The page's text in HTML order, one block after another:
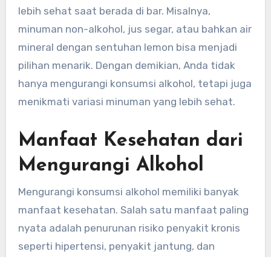
lebih sehat saat berada di bar. Misalnya,
minuman non-alkohol, jus segar, atau bahkan air
mineral dengan sentuhan lemon bisa menjadi
pilihan menarik. Dengan demikian, Anda tidak
hanya mengurangi konsumsi alkohol, tetapi juga
menikmati variasi minuman yang lebih sehat.
Manfaat Kesehatan dari
Mengurangi Alkohol
Mengurangi konsumsi alkohol memiliki banyak
manfaat kesehatan. Salah satu manfaat paling
nyata adalah penurunan risiko penyakit kronis
seperti hipertensi, penyakit jantung, dan